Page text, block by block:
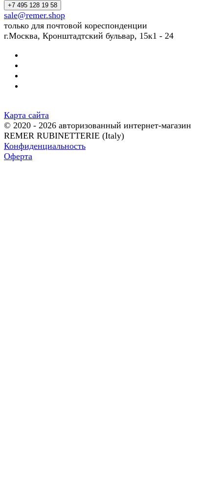
+7 495 128 19 58
sale@remer.shop
только для почтовой кореспонденции
г.Москва, Кронштадтский бульвар, 15к1 - 24
Карта сайта
© 2020 - 2026 авторизованный интернет-магазин
REMER RUBINETTERIE (Italy)
Конфиденциальность
Оферта